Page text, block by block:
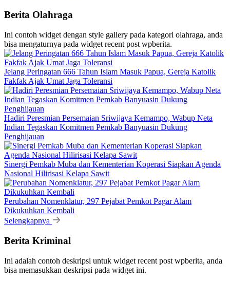
Berita Olahraga
Ini contoh widget dengan style gallery pada kategori olahraga, anda
bisa mengaturnya pada widget recent post wpberita.
Jelang Peringatan 666 Tahun Islam Masuk Papua, Gereja Katolik
Fakfak Ajak Umat Jaga Toleransi
Hadiri Peresmian Persemaian Sriwijaya Kemampo, Wabup Neta
Indian Tegaskan Komitmen Pemkab Banyuasin Dukung
Penghijauan
Sinergi Pemkab Muba dan Kementerian Koperasi Siapkan Agenda
Nasional Hilirisasi Kelapa Sawit
Perubahan Nomenklatur, 297 Pejabat Pemkot Pagar Alam
Dikukuhkan Kembali
Selengkapnya
Berita Kriminal
Ini adalah contoh deskripsi untuk widget recent post wpberita, anda
bisa memasukkan deskripsi pada widget ini.